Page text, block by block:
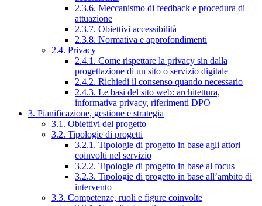
2.3.6. Meccanismo di feedback e procedura di
attuazione
2.3.7. Obiettivi accessibilità
2.3.8. Normativa e approfondimenti
2.4. Privacy
2.4.1. Come rispettare la privacy sin dalla
progettazione di un sito o servizio digitale
2.4.2. Richiedi il consenso quando necessario
2.4.3. Le basi del sito web: architettura,
informativa privacy, riferimenti DPO
3. Pianificazione, gestione e strategia
3.1. Obiettivi del progetto
3.2. Tipologie di progetti
3.2.1. Tipologie di progetto in base agli attori
coinvolti nel servizio
3.2.2. Tipologie di progetto in base al focus
3.2.3. Tipologie di progetto in base all’ambito di
intervento
3.3. Competenze, ruoli e figure coinvolte